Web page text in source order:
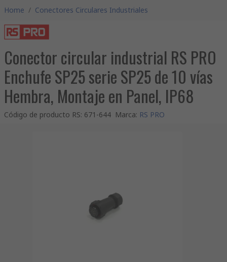
Home / Conectores Circulares Industriales
Conector circular industrial RS PRO
Enchufe SP25 serie SP25 de 10 vías
Hembra, Montaje en Panel, IP68
Código de producto RS: 671-644 Marca: RS PRO